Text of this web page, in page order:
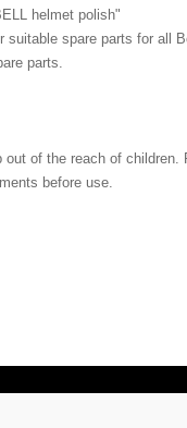
helmet polish"
suitable spare parts for all
parts.
of the reach of children.
before use.